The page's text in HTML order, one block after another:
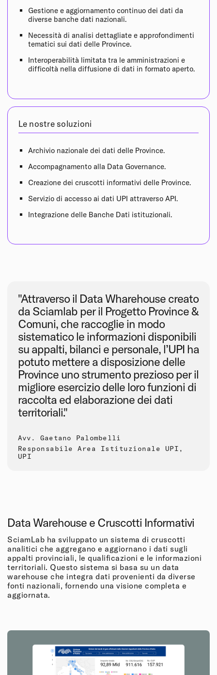
Gestione e aggiornamento continuo dei dati da
diverse banche dati nazionali.
Necessità di analisi dettagliate e approfondimenti
tematici sui dati delle Province.
Interoperabilità limitata tra le amministrazioni e
difficoltà nella diffusione di dati in formato aperto.
Le nostre soluzioni
Archivio nazionale dei dati delle Province.
Accompagnamento alla Data Governance.
Creazione dei cruscotti informativi delle Province.
Servizio di accesso ai dati UPI attraverso API.
Integrazione delle Banche Dati istituzionali.
"Attraverso il Data Wharehouse creato
da Sciamlab per il Progetto Province &
Comuni, che raccoglie in modo
sistematico le informazioni disponibili
su appalti, bilanci e personale, l’UPI ha
potuto mettere a disposizione delle
Province uno strumento prezioso per il
migliore esercizio delle loro funzioni di
raccolta ed elaborazione dei dati
territoriali."
Avv. Gaetano Palombelli
Responsabile Area Istituzionale UPI,
UPI
Data Warehouse e Cruscotti Informativi
SciamLab ha sviluppato un sistema di cruscotti
analitici che aggregano e aggiornano i dati sugli
appalti provinciali, le qualificazioni e le informazioni
territoriali. Questo sistema si basa su un data
warehouse che integra dati provenienti da diverse
fonti nazionali, fornendo una visione completa e
aggiornata.